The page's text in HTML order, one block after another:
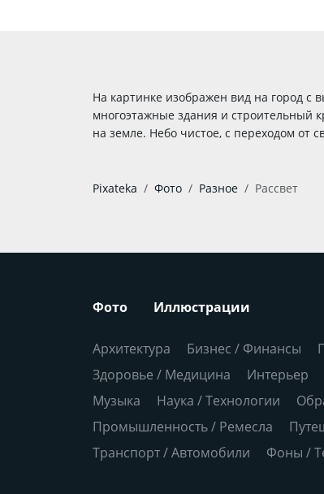
На картинке изображен вид на город с
многоэтажные здания и строительный
на земле. Небо чистое, с переходом от
Pixateka Фото Разное Рассвет
Фото Иллюстрации
Архитектура Бизнес / Финансы
Здоровье / Медицина
Интерьер
Музыка
Наука / Технологии
Промышленность / Ремесла
Транспорт / Автомобили
Фоны /